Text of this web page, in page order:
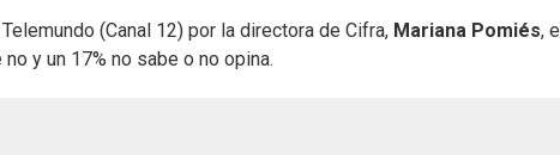
(Canal 12) por la directora de Cifra, Mariana Pomiés,
y un 17% no sabe o no opina.